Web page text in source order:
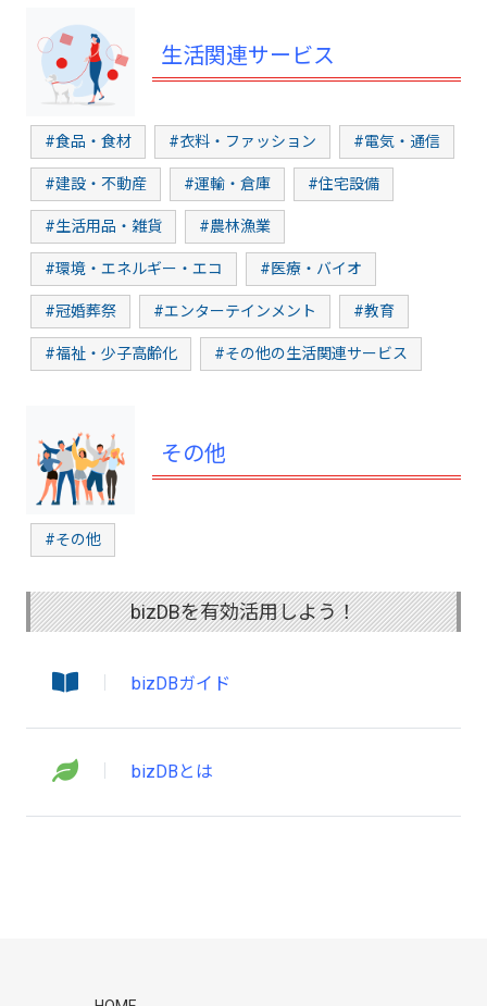
生活関連サービス
#食品・食材 #衣料・ファッション #電気・通信
#建設・不動産 #運輸・倉庫 #住宅設備
#生活用品・雑貨 #農林漁業
#環境・エネルギー・エコ #医療・バイオ
#冠婚葬祭 #エンターテインメント #教育
#福祉・少子高齢化 #その他の生活関連サービス
その他
#その他
bizDBを有効活用しよう！
bizDBガイド
bizDBとは